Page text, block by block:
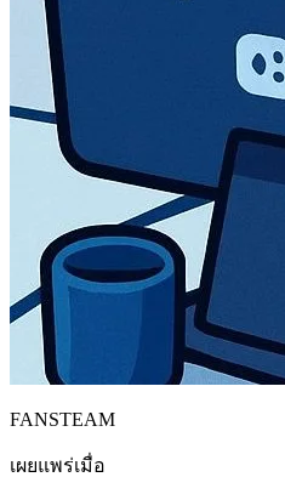
FANSTEAM
เผยแพร่เมื่อ